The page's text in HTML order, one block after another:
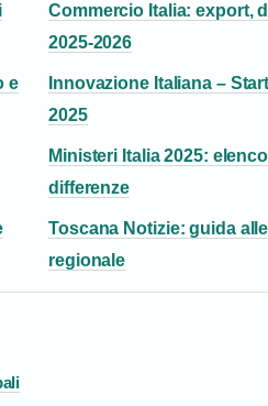
Commercio Italia: export,
2025-2026
e
Innovazione Italiana –
2025
Ministeri Italia 2025:
differenze
Toscana Notizie: guida
regionale